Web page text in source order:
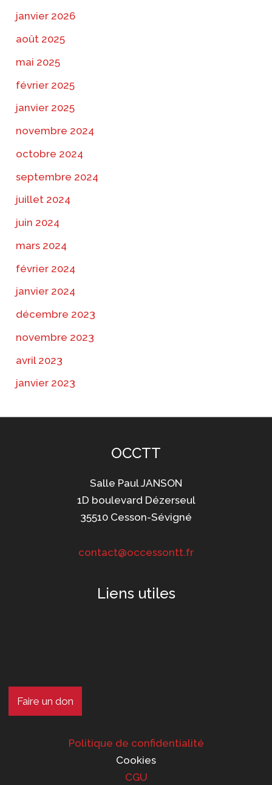
janvier 2026
août 2025
mai 2025
février 2025
janvier 2025
novembre 2024
octobre 2024
septembre 2024
juillet 2024
juin 2024
mars 2024
février 2024
janvier 2024
décembre 2023
novembre 2023
avril 2023
janvier 2023
OCCTT
Salle Paul JANSON
1D boulevard Dézerseul
35510 Cesson-Sévigné
contact@occessontt.fr
Liens utiles
Faire un don
Politique de confidentialité
Cookies
CGU